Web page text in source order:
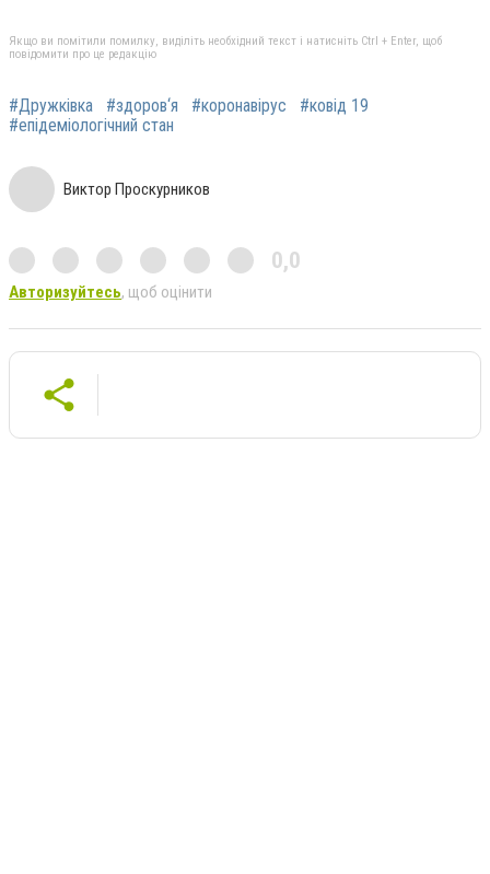
Якщо ви помітили помилку, виділіть необхідний текст і натисніть Ctrl + Enter, щоб
повідомити про це редакцію
#Дружківка #здоров‘я #коронавірус
#ковід 19
#епідеміологічний стан
Виктор Проскурников
0,0
Авторизуйтесь, щоб оцінити